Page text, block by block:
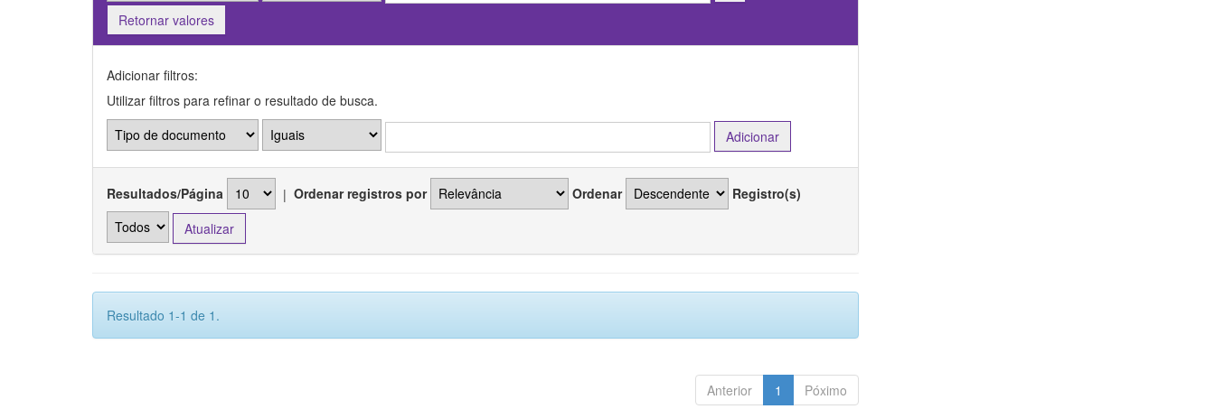
Retornar valores
Adicionar filtros:
Utilizar filtros para refinar o resultado de busca.
Resultados/Página | Ordenar registros por Ordenar Registro(s)
Resultado 1-1 de 1.
Anterior 1 Póximo